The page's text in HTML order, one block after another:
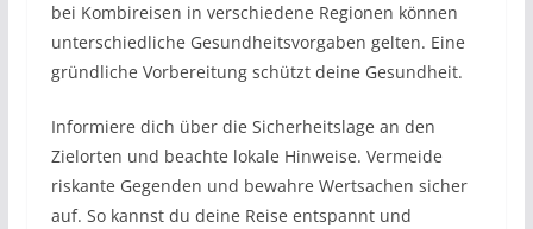
bei Kombireisen in verschiedene Regionen können
unterschiedliche Gesundheitsvorgaben gelten. Eine
gründliche Vorbereitung schützt deine Gesundheit.
Informiere dich über die Sicherheitslage an den
Zielorten und beachte lokale Hinweise. Vermeide
riskante Gegenden und bewahre Wertsachen sicher
auf. So kannst du deine Reise entspannt und